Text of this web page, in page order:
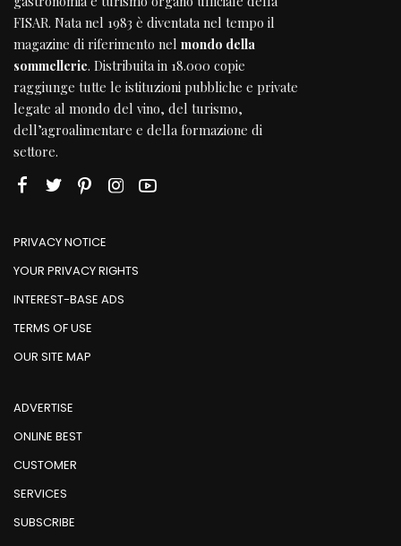
FISAR. Nata nel 1983 è diventata nel tempo il
magazine di riferimento nel mondo della
sommellerie. Distribuita in 18.000 copie
raggiunge tutte le istituzioni pubbliche e private
legate al mondo del vino, del turismo,
dell’agroalimentare e della formazione di
settore.
PRIVACY NOTICE
YOUR PRIVACY RIGHTS
INTEREST-BASE ADS
TERMS OF USE
OUR SITE MAP
ADVERTISE
ONLINE BEST
CUSTOMER
SERVICES
SUBSCRIBE